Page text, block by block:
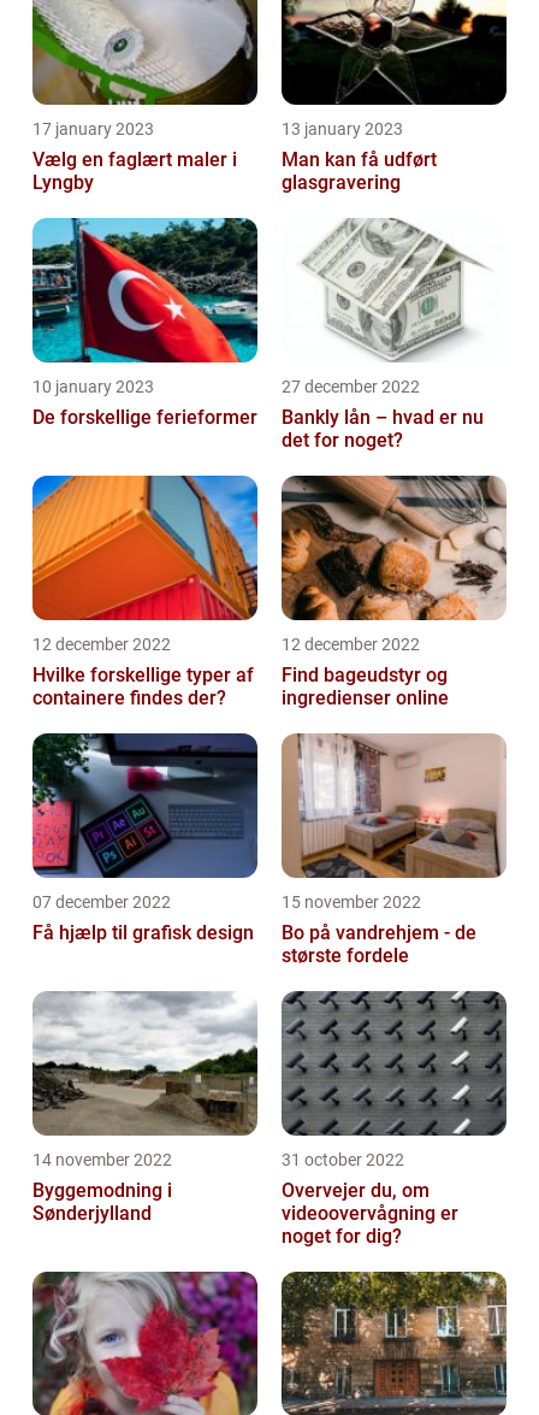
17 january 2023
Vælg en faglært maler i
Lyngby
13 january 2023
Man kan få udført
glasgravering
10 january 2023
De forskellige ferieformer
27 december 2022
Bankly lån – hvad er nu
det for noget?
12 december 2022
Hvilke forskellige typer af
containere findes der?
12 december 2022
Find bageudstyr og
ingredienser online
07 december 2022
Få hjælp til grafisk design
15 november 2022
Bo på vandrehjem - de
største fordele
14 november 2022
Byggemodning i
Sønderjylland
31 october 2022
Overvejer du, om
videoovervågning er
noget for dig?